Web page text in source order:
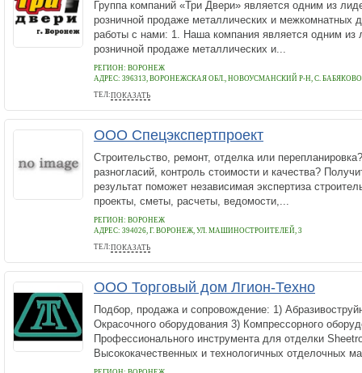
Группа компаний «Три Двери» является одним из
розничной продаже металлических и межкомнатных
работы с нами: 1. Наша компания является одним из
розничной продаже металлических и...
РЕГИОН: ВОРОНЕЖ
АДРЕС: 396313, ВОРОНЕЖСКАЯ ОБЛ., НОВОУСМАНСКИЙ Р-Н, С.
ТЕЛ:ПОКАЗАТЬ
8 (473) 262-20-22
ООО Спецэкспертпроект
Строительство, ремонт, отделка или
разногласий, контроль стоимости и качества?
результат поможет независимая экспертиза
проекты, сметы, расчеты, ведомости,...
РЕГИОН: ВОРОНЕЖ
АДРЕС: 394026, Г. ВОРОНЕЖ, УЛ. МАШИНОСТРОИТЕЛЕЙ, 3
ТЕЛ:ПОКАЗАТЬ
89518434141
ООО Торговый дом Лгион-Техно
Подбор, продажа и сопровождение: 1)
Окрасочного оборудования 3) Компрессорного
Профессионального инструмента для отделки
Высококачественных и технологичных отделочных